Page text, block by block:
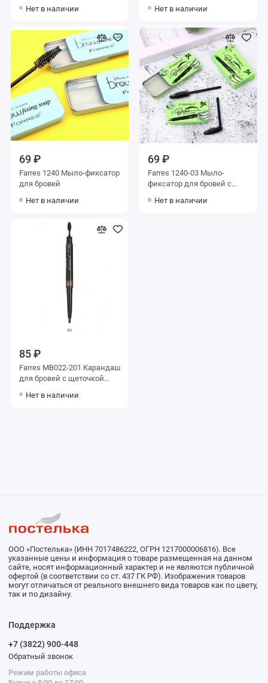
Нет в наличии
Нет в наличии
69 ₽
Farres 1240 Мыло-фиксатор
для бровей
Нет в наличии
69 ₽
Farres 1240-03 Мыло-
фиксатор для бровей с
Нет в наличии
85 ₽
Farres MB022-201 Карандаш
для бровей с щеточкой
Нет в наличии
ООО «Постелька» (ИНН 7017486222, ОГРН 1217000006816). Все
указанные цены и информация о товаре размещенная на данном
сайте, носят информационный характер и не являются публичной
офертой (в соответствии со ст. 437 ГК РФ). Изображения товаров
могут отличаться от реального внешнего вида товаров как по цвету,
так и по дизайну.
Поддержка
+7 (3822) 900-448
Обратный звонок
Режим работы офиса